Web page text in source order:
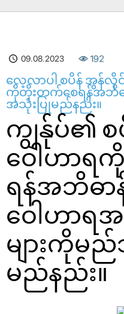
09.08.2023 192
လေ့လာပါ စပိန် အွန်လိုင်
ကိုတိုးတက်စေရန်အဘိဓ
အသုံးပြုမည်နည်း။
ကျွန်ုပ်၏ စ
ဝေါဟာ
ရန်အဘိဓာန်
ဝေါဟာရ
များကိုမ
မည်နည်း။